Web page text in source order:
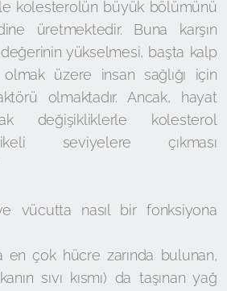
kolesterolün büyük bölümünü
üretmektedir. Buna karşın
yükselmesi, başta kalp
olmak üzere insan sağlığı için
olmaktadır. Ancak, hayat
değişikliklerle kolesterol
seviyelere çıkması
vücutta nasıl bir fonksiyona
en çok hücre zarında bulunan,
sıvı kısmı) da taşınan yağ